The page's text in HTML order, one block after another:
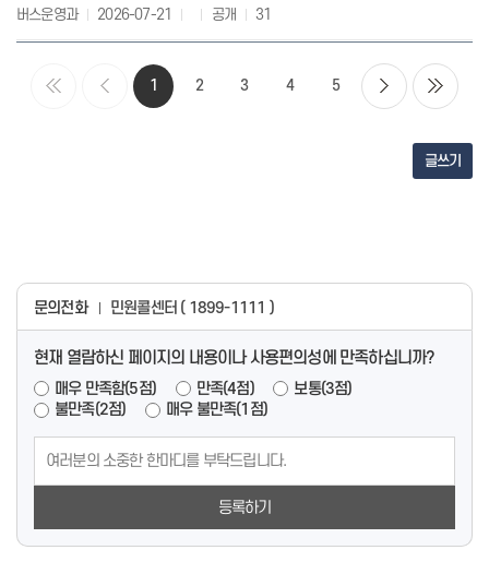
버스운영과 2026-07-21 공개 31
1 2 3 4 5
글쓰기
문의전화 민원콜센터 ( 1899-1111 )
현재 열람하신 페이지의 내용이나 사용편의성에 만족하십니까?
매우 만족함(5점) 만족(4점)
보통(3점)
불만족(2점)
매우 불만족(1점)
등록하기